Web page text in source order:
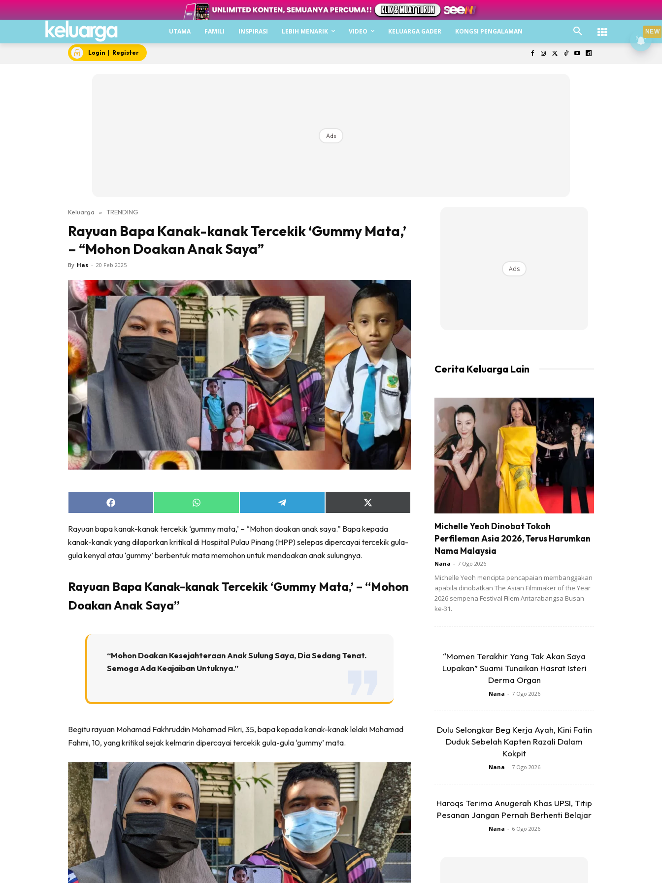
UTAMA FAMILI INSPIRASI LEBIH MENARIK VIDEO KELUARGA GADER KONGSI PENGALAMAN
Login | Register
Ads
Keluarga » TRENDING
Rayuan Bapa Kanak-kanak Tercekik ‘Gummy Mata,’
– “Mohon Doakan Anak Saya”
By Has - 20 Feb 2025
Share
on
Share
on
Share
on
Share
on
(Twitter)
Rayuan bapa kanak-kanak tercekik ‘gummy mata,’ – “Mohon doakan anak saya.” Bapa kepada
kanak-kanak yang dilaporkan kritikal di Hospital Pulau Pinang (HPP) selepas dipercayai tercekik gula-
gula kenyal atau ‘gummy’ berbentuk mata memohon untuk mendoakan anak sulungnya.
Rayuan Bapa Kanak-kanak Tercekik ‘Gummy Mata,’ – “Mohon
Doakan Anak Saya”
“Mohon Doakan Kesejahteraan Anak Sulung Saya, Dia Sedang Tenat.
Semoga Ada Keajaiban Untuknya.”
Begitu rayuan Mohamad Fakhruddin Mohamad Fikri, 35, bapa kepada kanak-kanak lelaki Mohamad
Fahmi, 10, yang kritikal sejak kelmarin dipercayai tercekik gula-gula ‘gummy’ mata.
Ads
Cerita Keluarga Lain
Michelle Yeoh Dinobat Tokoh
Perfileman Asia 2026, Terus Harumkan
Nama Malaysia
Nana - 7 Ogo 2026
Michelle Yeoh mencipta pencapaian membanggakan
apabila dinobatkan The Asian Filmmaker of the Year
2026 sempena Festival Filem Antarabangsa Busan
ke-31.
“Momen Terakhir Yang Tak Akan Saya
Lupakan” Suami Tunaikan Hasrat Isteri
Derma Organ
Nana - 7 Ogo 2026
Dulu Selongkar Beg Kerja Ayah, Kini Fatin
Duduk Sebelah Kapten Razali Dalam
Kokpit
Nana - 7 Ogo 2026
Haroqs Terima Anugerah Khas UPSI, Titip
Pesanan Jangan Pernah Berhenti Belajar
Nana - 6 Ogo 2026
NEW